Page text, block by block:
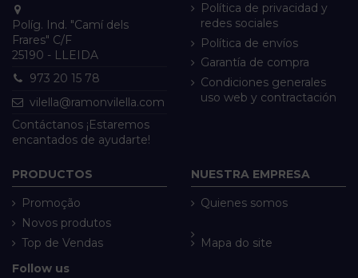
Políg. Ind. "Camí dels
Frares" C/F
25190 - LLEIDA
973 20 15 78
vilella@ramonvilella.com
Contáctanos ¡Estaremos
encantados de ayudarte!
Política de privacidad y
redes sociales
Política de envíos
Garantía de compra
Condiciones generales
uso web y contractación
PRODUCTOS
Promoção
Novos produtos
Top de Vendas
NUESTRA EMPRESA
Quienes somos
Mapa do site
Follow us